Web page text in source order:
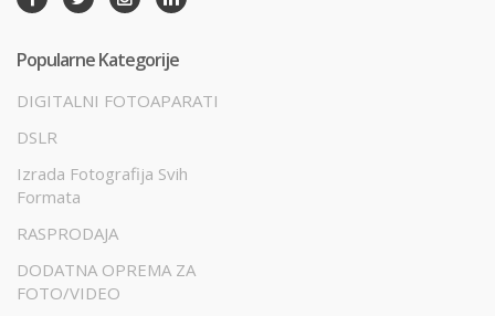
Popularne Kategorije
DIGITALNI FOTOAPARATI
DSLR
Izrada Fotografija Svih
Formata
RASPRODAJA
DODATNA OPREMA ZA
FOTO/VIDEO